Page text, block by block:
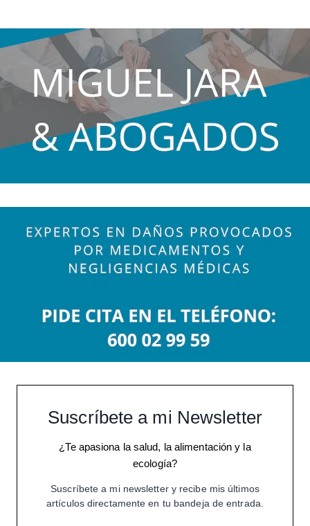
Suscríbete a mi Newsletter
¿Te apasiona la salud, la alimentación y la
ecología?
Suscríbete a mi newsletter y recibe mis últimos
artículos directamente en tu bandeja de entrada.